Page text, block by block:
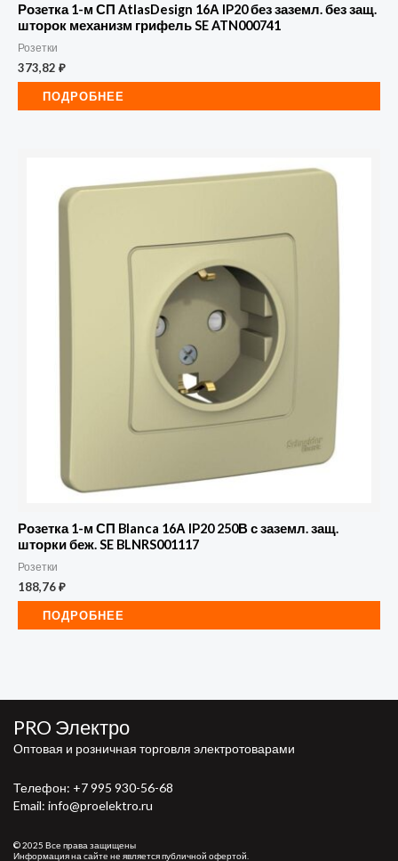
Розетка 1-м СП AtlasDesign 16А IP20 без заземл. без защ.
шторок механизм грифель SE ATN000741
Розетки
373,82 ₽
ПОДРОБНЕЕ
Розетка 1-м СП Blanca 16А IP20 250В с заземл. защ.
шторки беж. SE BLNRS001117
Розетки
188,76₽
ПОДРОБНЕЕ
PRO Электро
Оптовая и розничная торговля электротоварами
Телефон: +7 995 930-56-68
Email: info@proelektro.ru
© 2025 Все права защищены
Информация на сайте не является публичной офертой.